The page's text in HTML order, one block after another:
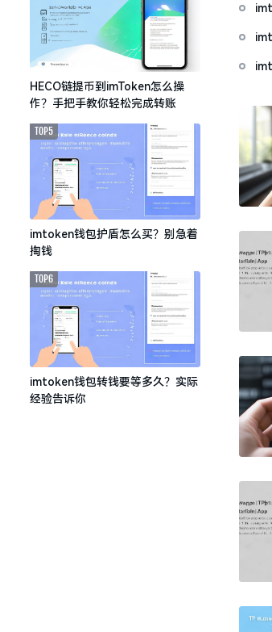
HECO链提币到imToken怎么操
作？手把手教你轻松完成转账
imtoken钱包护盾怎么买？别急着
掏钱
TOP5
imtoken钱包转钱要等多久？实际
经验告诉你
TOP6